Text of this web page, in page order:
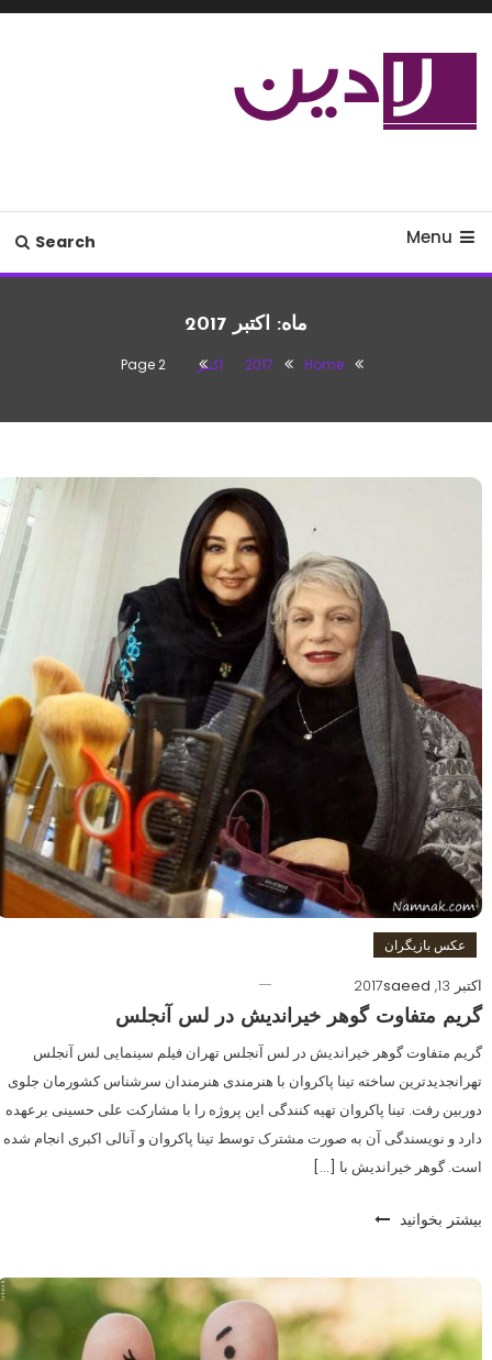
Skip
Menu
Search
ماه: اکتبر 2017
Home
2017 اکتبر Page 2
عکس بازیگران
اکتبر 13, 2017
saeed
گریم متفاوت گوهر خیراندیش در لس آنجلس
گریم متفاوت گوهر خیراندیش در لس آنجلس تهران فیلم سینمایی لس آنجلس
تهرانجدیدترین ساخته تینا پاکروان با هنرمندی هنرمندان سرشناس کشورمان جلوی
دوربین رفت. تینا پاکروان تهیه کنندگی این پروژه را با مشارکت علی حسینی برعهده
دارد و نویسندگی آن به صورت مشترک توسط تینا پاکروان و آنالی اکبری انجام شده
است. گوهر خیراندیش با […]
بیشتر بخوانید